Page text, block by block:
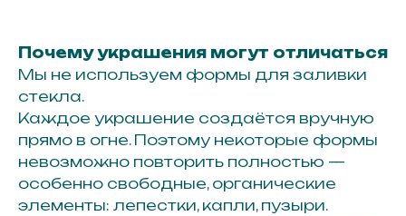
Почему украшения могут отличаться
Мы не используем формы для заливки
стекла.
Каждое украшение создаётся вручную
прямо в огне. Поэтому некоторые формы
невозможно повторить полностью —
особенно свободные, органические
элементы: лепестки, капли, пузыри.
ПОДПИСАТЬСЯ
Нажимая кнопку «подписаться», вы соглашаетесь с
политикой обработки персональных данных.